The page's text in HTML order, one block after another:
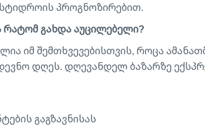
პროგნოზირებით.
რატომ გახდა აუცილებელი?
იმ შემთხვევებისთვის, როცა
დღეს. დღევანდელ ბაზარზე
გაგზავნისას